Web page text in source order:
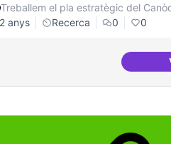
Treballem el pla estratègic del
2 anys
Recerca 0 0